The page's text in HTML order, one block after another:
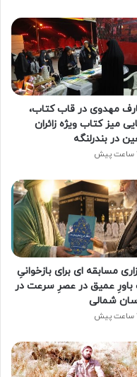
مهدوی در قاب کتاب،
میز کتاب ویژه زائران
در بندرلنگه
مسابقه ای برای بازخوانیِ
عمیق در عصرِ سرعت در
شمالی